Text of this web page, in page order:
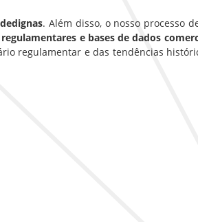
. Além disso, o nosso processo
e bases de dados
regulamentar e das tendências